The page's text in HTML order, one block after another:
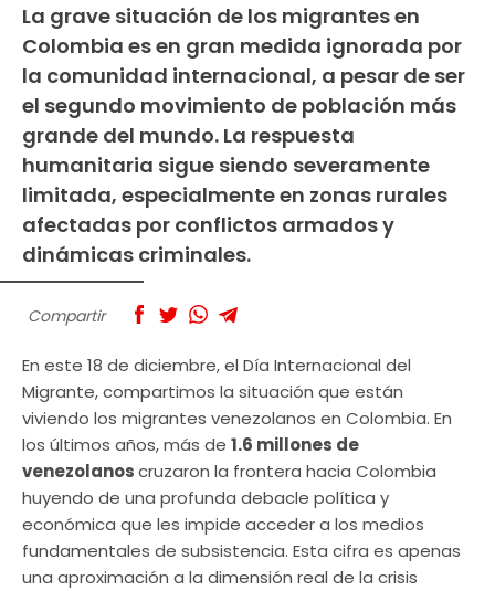
La grave situación de los migrantes en
Colombia es en gran medida ignorada por
la comunidad internacional, a pesar de ser
el segundo movimiento de población más
grande del mundo. La respuesta
humanitaria sigue siendo severamente
limitada, especialmente en zonas rurales
afectadas por conflictos armados y
dinámicas criminales.
Compartir
En este 18 de diciembre, el Día Internacional del
Migrante, compartimos la situación que están
viviendo los migrantes venezolanos en Colombia. En
los últimos años, más de 1.6 millones de
venezolanoscruzaron la frontera hacia Colombia
huyendo de una profunda debacle política y
económica que les impide acceder a los medios
fundamentales de subsistencia. Esta cifra es apenas
una aproximación a la dimensión real de la crisis